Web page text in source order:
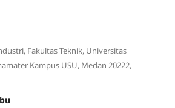
Fakultas Teknik, Universitas
Kampus USU, Medan 20222,